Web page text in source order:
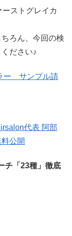
ストグレイカ
ろん、今回の検
ださい♪
ー サンプル請
代表 阿部
公開
チ「23種」徹底